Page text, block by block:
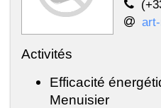
Activités
Efficacité
Menuisier